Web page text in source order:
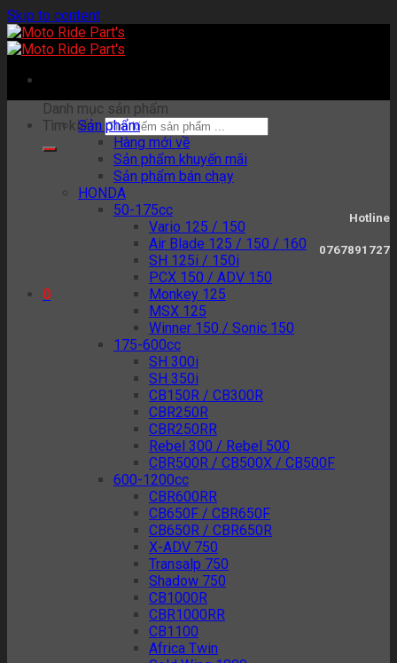
Skip to content
Tìm kiếm:
Hotline
0767891727
0
Danh mục sản phẩm
Sản phẩm
Hàng mới về
Sản phẩm khuyến mãi
Sản phẩm bán chạy
HONDA
50-175cc
Vario 125 / 150
Air Blade 125 / 150 / 160
SH 125i / 150i
PCX 150 / ADV 150
Monkey 125
MSX 125
Winner 150 / Sonic 150
175-600cc
SH 300i
SH 350i
CB150R / CB300R
CBR250R
CBR250RR
Rebel 300 / Rebel 500
CBR500R / CB500X / CB500F
600-1200cc
CBR600RR
CB650F / CBR650F
CB650R / CBR650R
X-ADV 750
Transalp 750
Shadow 750
CB1000R
CBR1000RR
CB1100
Africa Twin